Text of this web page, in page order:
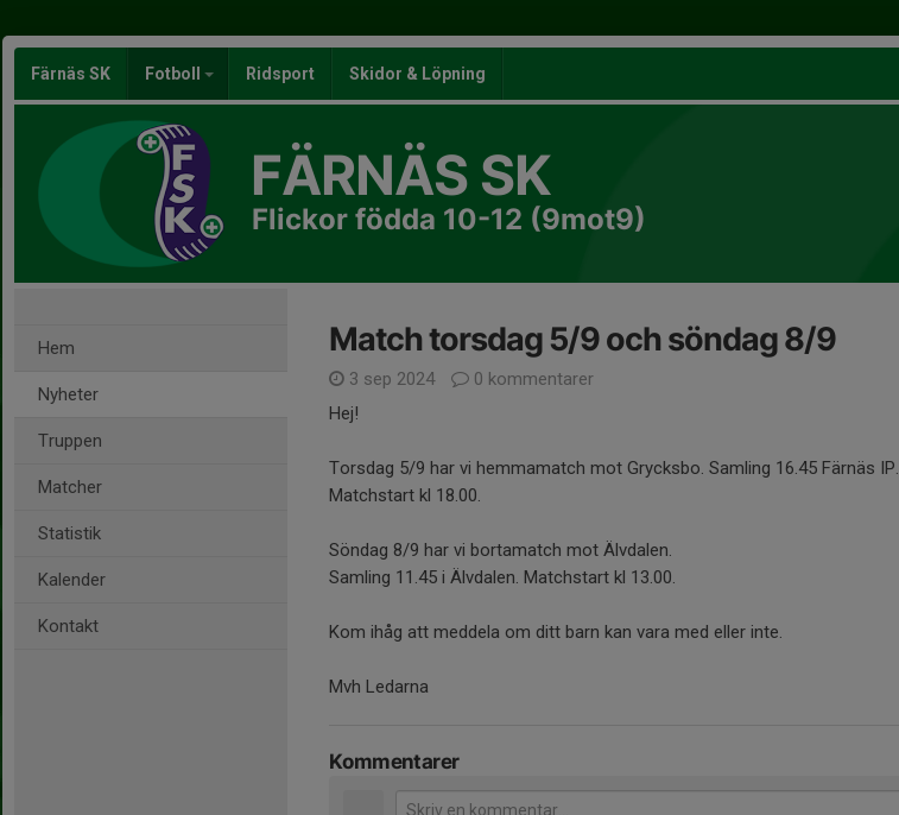
Färnäs SK Fotboll Ridsport Skidor & Löpning
FÄRNÄS SK
Flickor födda 10-12 (9mot9)
Hem
Nyheter
Truppen
Matcher
Statistik
Kalender
Kontakt
Match torsdag 5/9 och söndag 8/9
3 sep 2024
0 kommentarer
Hej!
Torsdag 5/9 har vi hemmamatch mot Grycksbo. Samling 16.45 Färnäs IP.
Matchstart kl 18.00.
Söndag 8/9 har vi bortamatch mot Älvdalen.
Samling 11.45 i Älvdalen. Matchstart kl 13.00.
Kom ihåg att meddela om ditt barn kan vara med eller inte.
Mvh Ledarna
Kommentarer